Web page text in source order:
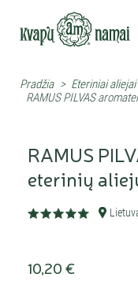
Pradžia > Eteriniai
RAMUS PILVAS
RAMUS
eterinių
10,20 €